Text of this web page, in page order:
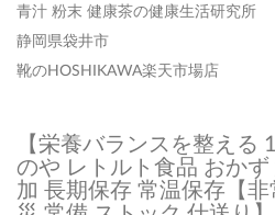
青汁 粉末 健康茶の健康生活研究所
静岡県袋井市
靴のHOSHIKAWA楽天市場店
【栄養バランスを整える
のや レトルト食品 おか
加 長期保存 常温保存【